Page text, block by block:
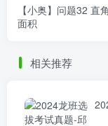
【小奥】问题32 直
面积
相关推荐